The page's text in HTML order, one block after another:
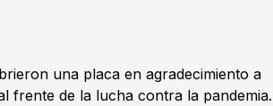
una placa en agradecimiento a
frente de la lucha contra la pandemia.